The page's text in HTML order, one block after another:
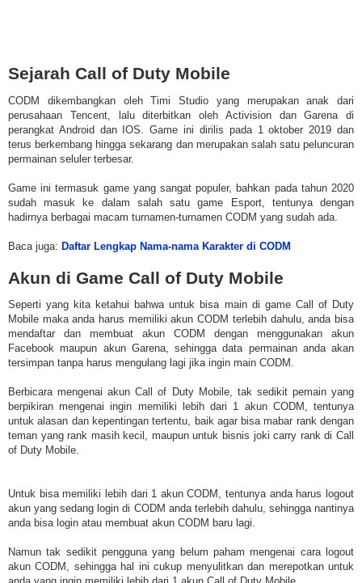
Sejarah Call of Duty Mobile
CODM dikembangkan oleh Timi Studio yang merupakan anak dari
perusahaan Tencent, lalu diterbitkan oleh Activision dan Garena di
perangkat Android dan IOS. Game ini dirilis pada 1 oktober 2019 dan
terus berkembang hingga sekarang dan merupakan salah satu peluncuran
permainan seluler terbesar.
Game ini termasuk game yang sangat populer, bahkan pada tahun 2020
sudah masuk ke dalam salah satu game Esport, tentunya dengan
hadirnya berbagai macam turnamen-turnamen CODM yang sudah ada.
Baca juga: Daftar Lengkap Nama-nama Karakter di CODM
Akun di Game Call of Duty Mobile
Seperti yang kita ketahui bahwa untuk bisa main di game Call of Duty
Mobile maka anda harus memiliki akun CODM terlebih dahulu, anda bisa
mendaftar dan membuat akun CODM dengan menggunakan akun
Facebook maupun akun Garena, sehingga data permainan anda akan
tersimpan tanpa harus mengulang lagi jika ingin main CODM.
Berbicara mengenai akun Call of Duty Mobile, tak sedikit pemain yang
berpikiran mengenai ingin memiliki lebih dari 1 akun CODM, tentunya
untuk alasan dan kepentingan tertentu, baik agar bisa mabar rank dengan
teman yang rank masih kecil, maupun untuk bisnis joki carry rank di Call
of Duty Mobile.
Untuk bisa memiliki lebih dari 1 akun CODM, tentunya anda harus logout
akun yang sedang login di CODM anda terlebih dahulu, sehingga nantinya
anda bisa login atau membuat akun CODM baru lagi.
Namun tak sedikit pengguna yang belum paham mengenai cara logout
akun CODM, sehingga hal ini cukup menyulitkan dan merepotkan untuk